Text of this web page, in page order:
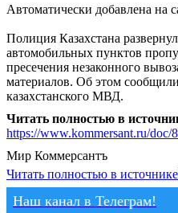
Автоматически добавлена на
Полиция Казахстана
автомобильных пунктов
пресечения незаконного
материалов. Об этом
казахстанского МВД.
Читать полностью в
https://www.kommersant.ru/doc/
Мир Коммерсантъ
Читать полностью в источнике
Наш канал в Телеграм!